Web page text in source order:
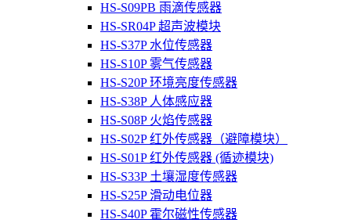
HS-S09PB 雨滴传感器
HS-SR04P 超声波模块
HS-S37P 水位传感器
HS-S10P 雾气传感器
HS-S20P 环境亮度传感器
HS-S38P 人体感应器
HS-S08P 火焰传感器
HS-S02P 红外传感器（避障模块）
HS-S01P 红外传感器 (循迹模块)
HS-S33P 土壤湿度传感器
HS-S25P 滑动电位器
HS-S40P 霍尔磁性传感器